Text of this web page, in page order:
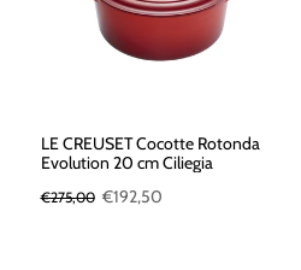
LE CREUSET Cocotte Rotonda
Evolution 20 cm Ciliegia
€275,00 €192,50